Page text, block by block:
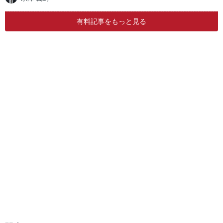
有料記事をもっと見る